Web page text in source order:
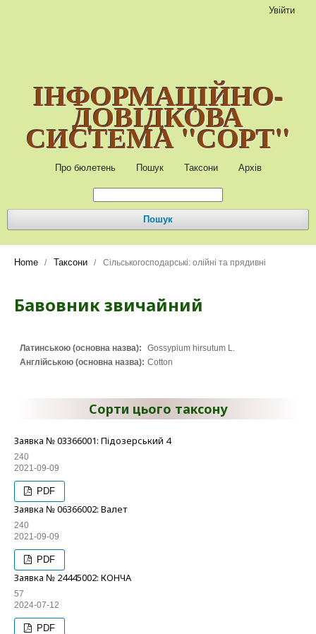
ІНФОРМАЦІЙНО-
ДОВІДКОВА
СИСТЕМА "СОРТ"
Про бюлетень Пошук Таксони Архів
Пошук
Увійти
Home / Таксони / Сільськогосподарські: олійні та прядивні
Бавовник звичайний
Латинською (основна назва):
Gossypium hirsutum L.
Англійською (основна назва): Cotton
Сорти цього таксону
Заявка № 03366001: Підозерський 4
240
2021-09-09
PDF
Заявка № 06366002: Валет
240
2021-09-09
PDF
Заявка № 24445002: КОНЧА
57
2024-07-12
PDF